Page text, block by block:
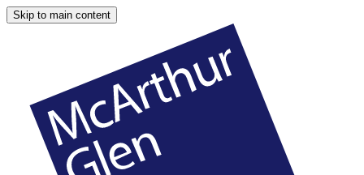
Skip to main content